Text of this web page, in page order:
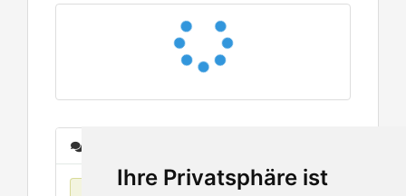
Ihre Privatsphäre ist